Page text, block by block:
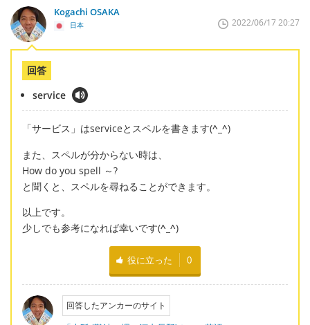
Kogachi OSAKA
日本 2022/06/17 20:27
回答
service
「サービス」はserviceとスペルを書きます(^_^)
また、スペルが分からない時は、
How do you spell ～?
と聞くと、スペルを尋ねることができます。
以上です。
少しでも参考になれば幸いです(^_^)
役に立った 0
回答したアンカーのサイト